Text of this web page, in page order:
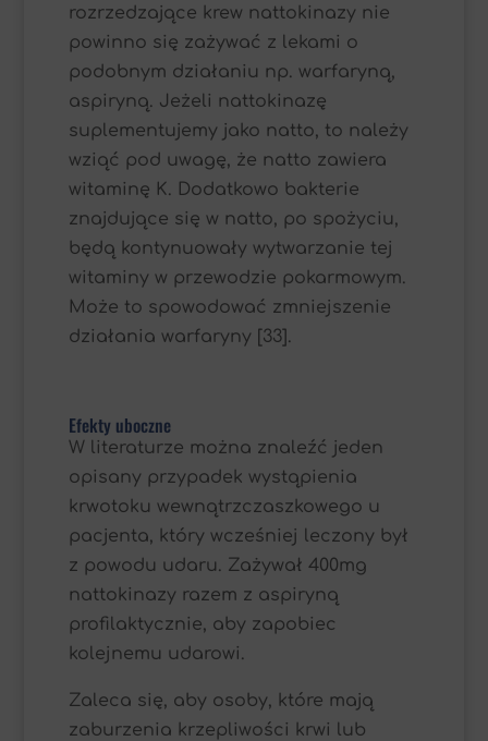
rozrzedzające krew nattokinazy nie
powinno się zażywać z lekami o
podobnym działaniu np. warfaryną,
aspiryną. Jeżeli nattokinazę
suplementujemy jako natto, to należy
wziąć pod uwagę, że natto zawiera
witaminę K. Dodatkowo bakterie
znajdujące się w natto, po spożyciu,
będą kontynuowały wytwarzanie tej
witaminy w przewodzie pokarmowym.
Może to spowodować zmniejszenie
działania warfaryny [33].
Efekty uboczne
W literaturze można znaleźć jeden
opisany przypadek wystąpienia
krwotoku wewnątrzczaszkowego u
pacjenta, który wcześniej leczony był
z powodu udaru. Zażywał 400mg
nattokinazy razem z aspiryną
profilaktycznie, aby zapobiec
kolejnemu udarowi.
Zaleca się, aby osoby, które mają
zaburzenia krzepliwości krwi lub